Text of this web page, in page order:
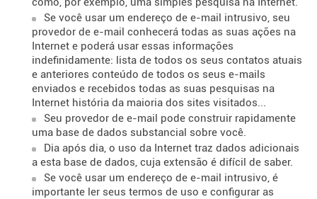
Se você usar um endereço de e-mail intrusivo, seu
provedor de e-mail conhecerá todas as suas ações na
Internet e poderá usar essas informações
indefinidamente: lista de todos os seus contatos atuais
e anteriores conteúdo de todos os seus e-mails
enviados e recebidos todas as suas pesquisas na
Internet história da maioria dos sites visitados...
Seu provedor de e-mail pode construir rapidamente
uma base de dados substancial sobre você.
Dia após dia, o uso da Internet traz dados adicionais
a esta base de dados, cuja extensão é difícil de saber.
Se você usar um endereço de e-mail intrusivo, é
importante ler seus termos de uso e configurar as